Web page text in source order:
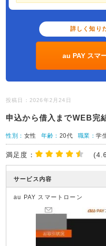
詳しく知り
au PAY スマ
投稿日：2026年2月24日
申込から借入までWEB完
性別： 女性 年齢： 20代 職業：学
満足度：
サービス内容
au PAY スマートローン